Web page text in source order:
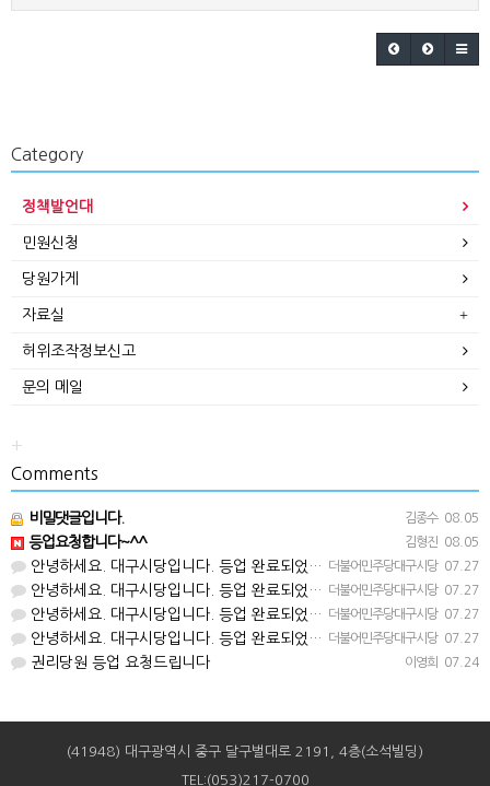
Category
정책발언대
민원신청
당원가게
자료실
허위조작정보신고
문의 메일
+
Comments
김종수 08.05
비밀댓글입니다.
김형진 08.05
등업요청합니다~^^
더불어민주당대구시당 07.27
안녕하세요. 대구시당입니다. 등업 완료되었습니다^^
더불어민주당대구시당 07.27
안녕하세요. 대구시당입니다. 등업 완료되었습니다^^
더불어민주당대구시당 07.27
안녕하세요. 대구시당입니다. 등업 완료되었습니다^^
더불어민주당대구시당 07.27
안녕하세요. 대구시당입니다. 등업 완료되었습니다^^
이영희 07.24
권리당원 등업 요청드립니다
(41948) 대구광역시 중구 달구벌대로 2191, 4층(소석빌딩)
TEL:(053)217-0700